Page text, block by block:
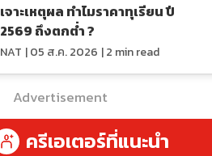
เจาะเหตุผล ทำไมราคาทุเรียน ปี
2569 ถึงตกต่ำ ?
NAT |05 ส.ค. 2026 |2 min read
Advertisement
ครีเอเตอร์ที่แนะนำ